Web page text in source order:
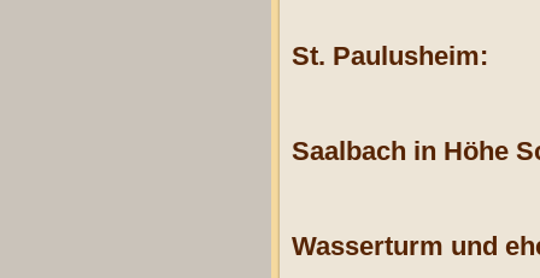
St. Paulusheim:
Saalbach in Höhe
Wasserturm und